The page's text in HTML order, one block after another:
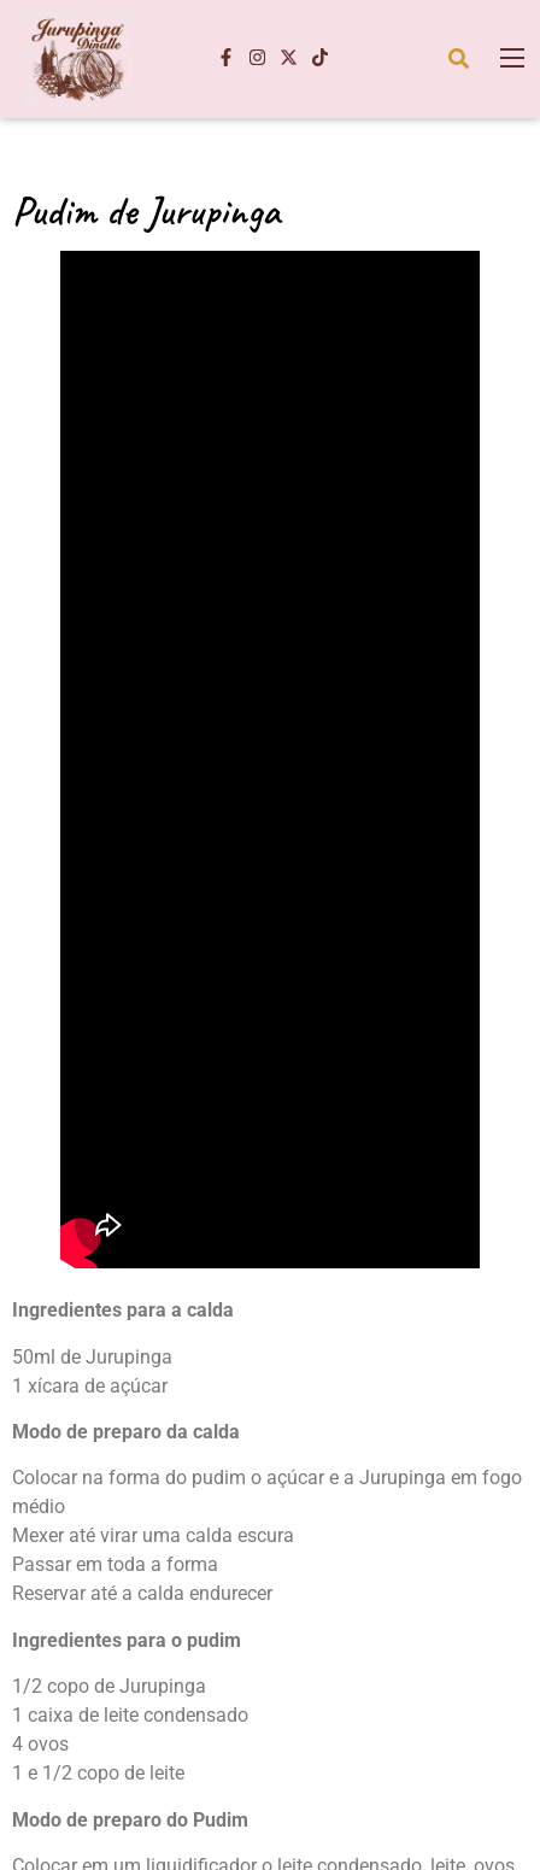
Pudim de Jurupinga
Ingredientes para a calda
50ml de Jurupinga
1 xícara de açúcar
Modo de preparo da calda
Colocar na forma do pudim o açúcar e a Jurupinga em fogo
médio
Mexer até virar uma calda escura
Passar em toda a forma
Reservar até a calda endurecer
Ingredientes para o pudim
1/2 copo de Jurupinga
1 caixa de leite condensado
4 ovos
1 e 1/2 copo de leite
Modo de preparo do Pudim